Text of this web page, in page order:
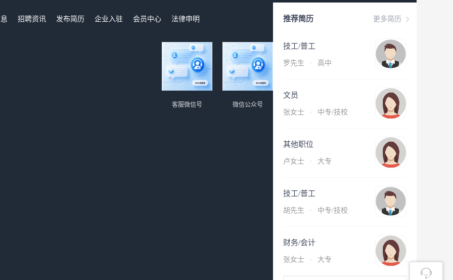
更多简历
推荐简历
技工/普工
罗先生 · 高中
文员
张女士 · 中专/技校
其他职位
卢女士 · 大专
技工/普工
胡先生 · 中专/技校
财务/会计
张女士 · 大专
招聘资讯 发布简历 企业入驻 会员中心
法律申明
微信公众号
客服微信号